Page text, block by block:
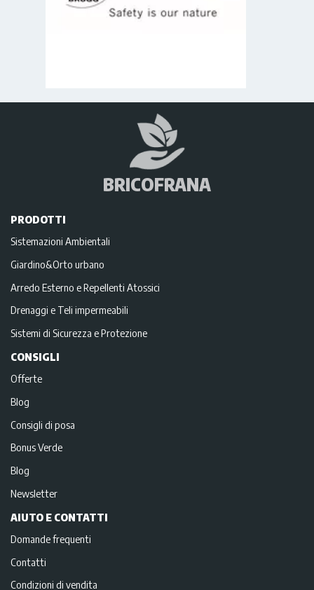
BRICOFRANA
PRODOTTI
Sistemazioni Ambientali
Giardino&Orto urbano
Arredo Esterno e Repellenti Atossici
Drenaggi e Teli impermeabili
Sistemi di Sicurezza e Protezione
CONSIGLI
Offerte
Blog
Consigli di posa
Bonus Verde
Blog
Newsletter
AIUTO E CONTATTI
Domande frequenti
Contatti
Condizioni di vendita